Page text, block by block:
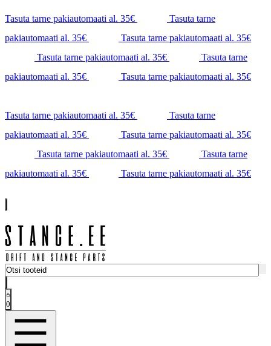
Tasuta tarne pakiautomaati al. 35€
Tasuta tarne
pakiautomaati al. 35€
Tasuta tarne pakiautomaati al. 35€
Tasuta tarne pakiautomaati al. 35€
Tasuta tarne
pakiautomaati al. 35€
Tasuta tarne pakiautomaati al. 35€
Tasuta tarne pakiautomaati al. 35€
Tasuta tarne
pakiautomaati al. 35€
Tasuta tarne pakiautomaati al. 35€
Tasuta tarne pakiautomaati al. 35€
Tasuta tarne
pakiautomaati al. 35€
Tasuta tarne pakiautomaati al. 35€
0